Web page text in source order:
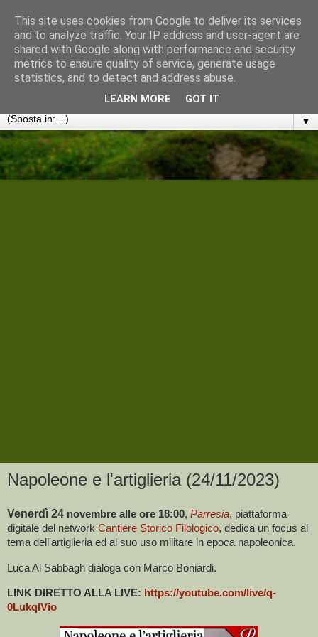
Cantiere Storico Filologico
Convergenze umanistiche in rete. Note, discussioni e
disseminazioni
▼
Napoleone e l'artiglieria (24/11/2023)
Venerdì 24 novembre alle ore 18:00, Parresia, piattaforma
digitale del network Cantiere Storico Filologico, dedica un focus al
tema dell'artiglieria ed al suo uso militare in epoca napoleonica.
Luca Al Sabbagh dialoga con Marco Boniardi.
LINK DIRETTO ALLA LIVE: https://youtube.com/live/q-
0LukqIVio
This site uses cookies from Google to deliver its services
and to analyze traffic. Your IP address and user-agent are
shared with Google along with performance and security
metrics to ensure quality of service, generate usage
statistics, and to detect and address abuse.
LEARN MORE GOT IT